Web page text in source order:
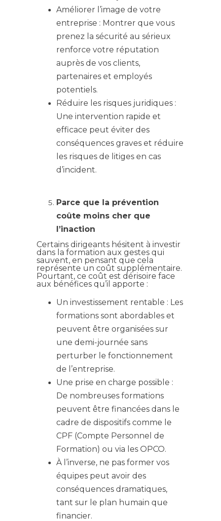
Améliorer l’image de votre
entreprise : Montrer que vous
prenez la sécurité au sérieux
renforce votre réputation
auprès de vos clients,
partenaires et employés
potentiels.
Réduire les risques juridiques :
Une intervention rapide et
efficace peut éviter des
conséquences graves et réduire
les risques de litiges en cas
d’incident.
Parce que la prévention
coûte moins cher que
l’inaction
Certains dirigeants hésitent à investir
dans la formation aux gestes qui
sauvent, en pensant que cela
représente un coût supplémentaire.
Pourtant, ce coût est dérisoire face
aux bénéfices qu’il apporte :
Un investissement rentable : Les
formations sont abordables et
peuvent être organisées sur
une demi-journée sans
perturber le fonctionnement
de l’entreprise.
Une prise en charge possible :
De nombreuses formations
peuvent être financées dans le
cadre de dispositifs comme le
CPF (Compte Personnel de
Formation) ou via les OPCO.
À l’inverse, ne pas former vos
équipes peut avoir des
conséquences dramatiques,
tant sur le plan humain que
financier.